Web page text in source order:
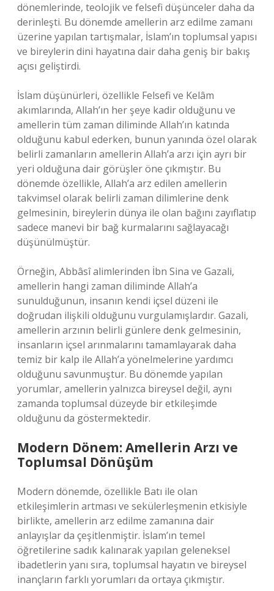
dönemlerinde, teolojik ve felsefi düşünceler daha da
derinleşti. Bu dönemde amellerin arz edilme zamanı
üzerine yapılan tartışmalar, İslam’ın toplumsal yapısı
ve bireylerin dini hayatına dair daha geniş bir bakış
açısı geliştirdi.
İslam düşünürleri, özellikle Felsefi ve Kelâm
akımlarında, Allah’ın her şeye kadir olduğunu ve
amellerin tüm zaman diliminde Allah’ın katında
olduğunu kabul ederken, bunun yanında özel olarak
belirli zamanların amellerin Allah’a arzı için ayrı bir
yeri olduğuna dair görüşler öne çıkmıştır. Bu
dönemde özellikle, Allah’a arz edilen amellerin
takvimsel olarak belirli zaman dilimlerine denk
gelmesinin, bireylerin dünya ile olan bağını zayıflatıp
sadece manevi bir bağ kurmalarını sağlayacağı
düşünülmüştür.
Örneğin, Abbâsî alimlerinden İbn Sina ve Gazali,
amellerin hangi zaman diliminde Allah’a
sunulduğunun, insanın kendi içsel düzeni ile
doğrudan ilişkili olduğunu vurgulamışlardır. Gazali,
amellerin arzının belirli günlere denk gelmesinin,
insanların içsel arınmalarını tamamlayarak daha
temiz bir kalp ile Allah’a yönelmelerine yardımcı
olduğunu savunmuştur. Bu dönemde yapılan
yorumlar, amellerin yalnızca bireysel değil, aynı
zamanda toplumsal düzeyde bir etkileşimde
olduğunu da göstermektedir.
Modern Dönem: Amellerin Arzı ve
Toplumsal Dönüşüm
Modern dönemde, özellikle Batı ile olan
etkileşimlerin artması ve sekülerleşmenin etkisiyle
birlikte, amellerin arz edilme zamanına dair
anlayışlar da çeşitlenmiştir. İslam’ın temel
öğretilerine sadık kalınarak yapılan geleneksel
ibadetlerin yanı sıra, toplumsal hayatın ve bireysel
inançların farklı yorumları da ortaya çıkmıştır.